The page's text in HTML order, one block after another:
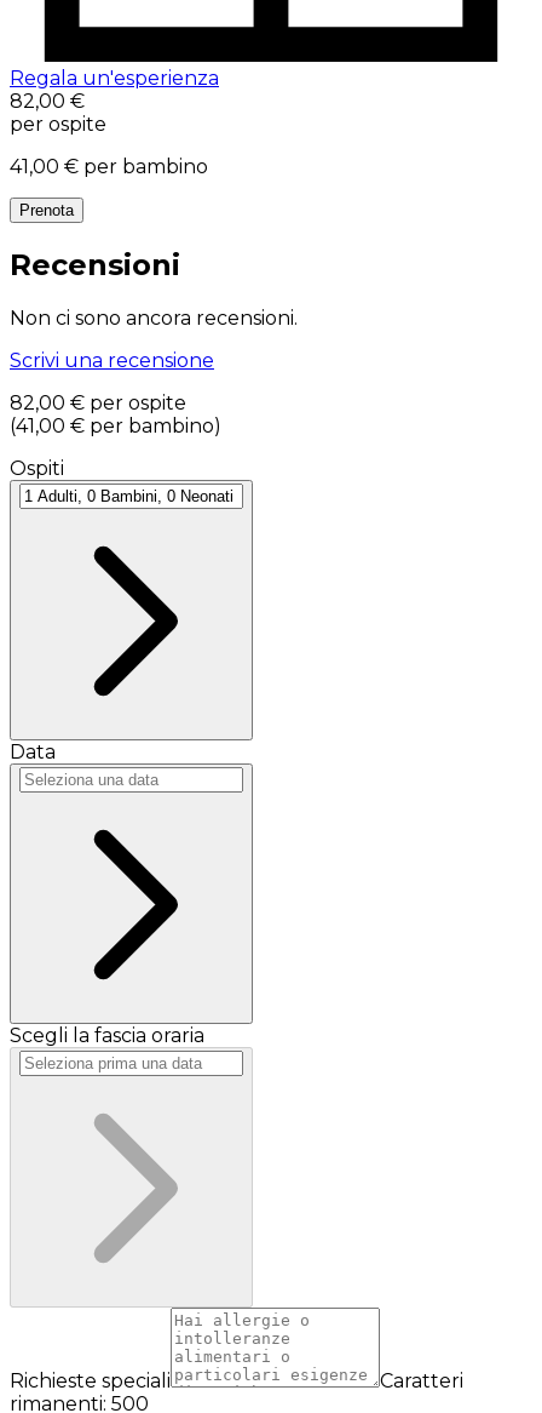
Regala un'esperienza
82,00 €
per ospite
41,00 € per bambino
Prenota
Recensioni
Non ci sono ancora recensioni.
Scrivi una recensione
82,00 € per ospite
(41,00 € per bambino)
Ospiti
Data
Scegli la fascia oraria
Richieste speciali
Caratteri
rimanenti: 500